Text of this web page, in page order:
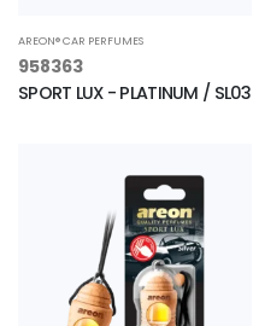
AREON® CAR PERFUMES
958363
SPORT LUX - PLATINUM / SL03